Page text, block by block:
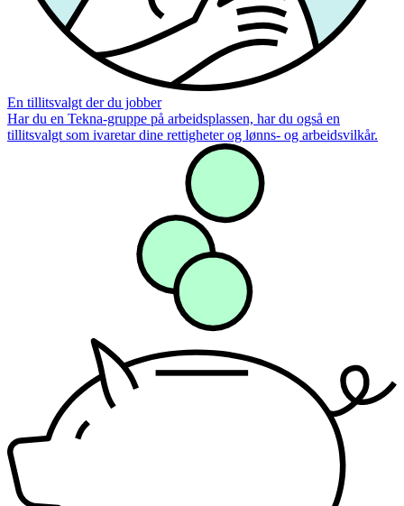
En tillitsvalgt der du jobber
Har du en Tekna-gruppe på arbeidsplassen, har du også en
tillitsvalgt som ivaretar dine rettigheter og lønns- og arbeidsvilkår.